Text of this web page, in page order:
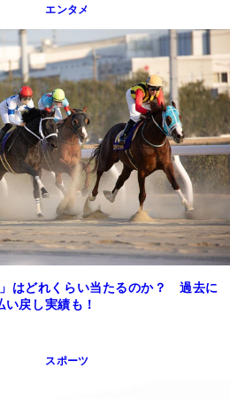
エンタメ
」はどれくらい当たるのか？ 過去に
い戻し実績も！
スポーツ